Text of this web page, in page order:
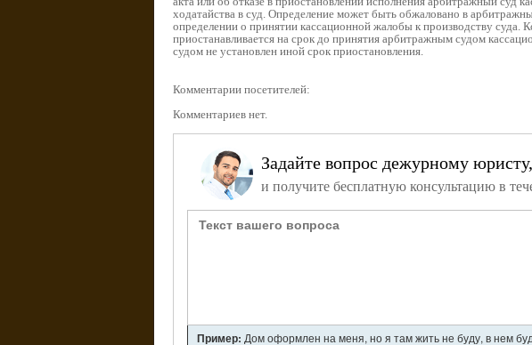
ходатайства в суд. Определение может быть обжаловано в
определении о принятии кассационной жалобы к производству суда.
приостанавливается на срок до принятия арбитражным судом
судом не установлен иной срок приостановления.
Комментарии посетителей:
Комментариев нет.
Задайте вопрос дежурному юристу,
и получите бесплатную консультацию в
Пример: Дом оформлен на меня, но я там жить не буду, в нем